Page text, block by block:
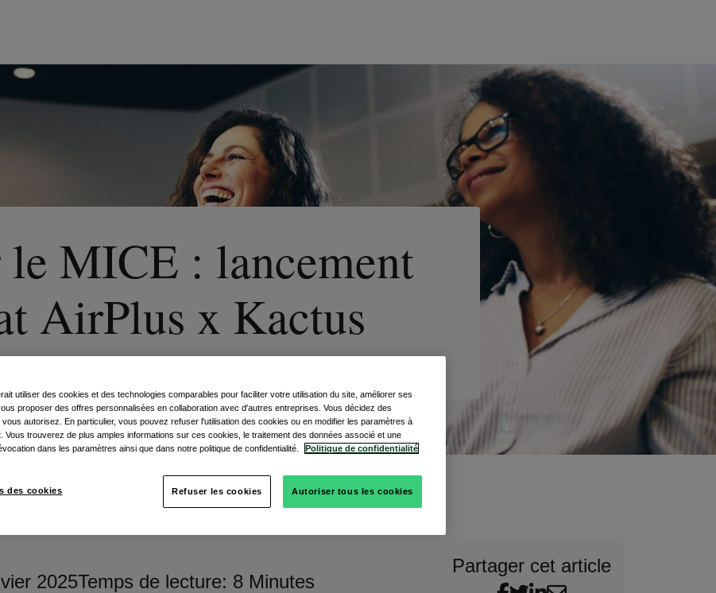
le MICE : lancement
AirPlus x Kactus
2025Temps de lecture: 8 Minutes
Partager cet article
utiliser des cookies et des technologies comparables pour faciliter votre utilisation du site, améliorer ses
proposer des offres personnalisées en collaboration avec d'autres entreprises. Vous décidez des
autorisez. En particulier, vous pouvez refuser l'utilisation des cookies ou en modifier les paramètres à
Vous trouverez de plus amples informations sur ces cookies, le traitement des données associé et une
dans les paramètres ainsi que dans notre politique de confidentialité.
Politique de confidentialité
des cookies Refuser les cookies Autoriser tous les cookies